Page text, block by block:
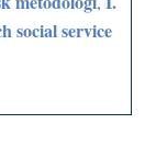
social service